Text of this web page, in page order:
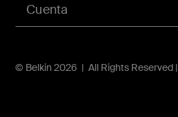
Cuenta
© Belkin 2026 | All Rights Reserved |